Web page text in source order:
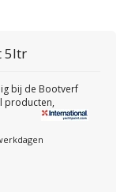
5ltr
bij de Bootverf
producten,